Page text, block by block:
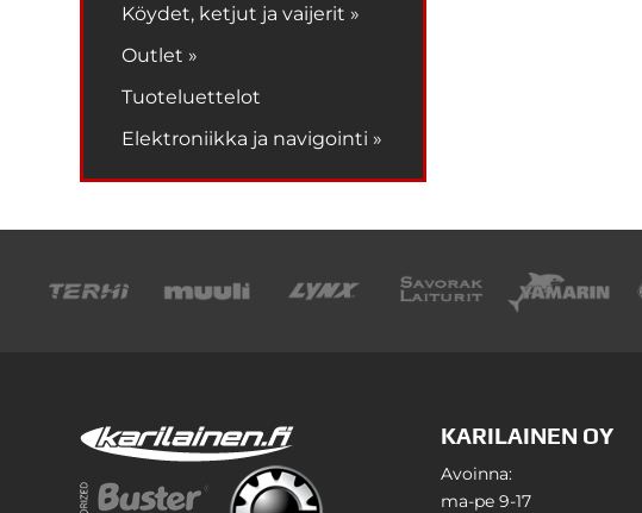
Köydet, ketjut ja vaijerit »
Outlet »
Tuoteluettelot
Elektroniikka ja navigointi »
KARILAINEN OY
Avoinna:
ma-pe 9-17